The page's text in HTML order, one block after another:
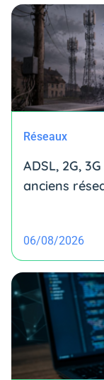
Réseaux
ADSL, 2G,
anciens
06/08/2026